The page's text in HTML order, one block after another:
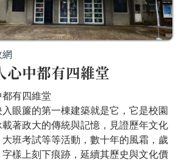
心中都有四維堂
有四維堂
眼簾的第一棟建築就是它，它是校園
著政大的傳統與記憶，見證歷年文化
班考試等等活動，數十年的風霜，歲
字樣上刻下痕跡，延續其歷史與文化價